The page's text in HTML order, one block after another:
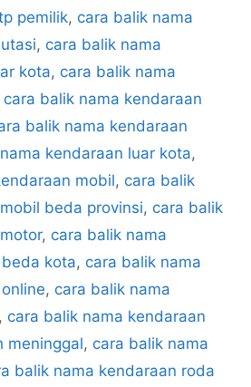
pemilik, cara balik nama
, cara balik nama
kota, cara balik nama
cara balik nama kendaraan
balik nama kendaraan
kendaraan luar kota,
mobil, cara balik
beda provinsi, cara balik
, cara balik nama
kota, cara balik nama
, cara balik nama
, cara balik nama kendaraan
meninggal, cara balik nama
balik nama kendaraan roda